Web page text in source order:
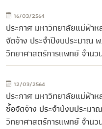
16/03/2564
ประกาศ มหาวิทยาลัยแม่ฟ้า
จัดจ้าง ประจำปีงบประมาณ
วิทยาศาสตร์การแพทย์ จำนว
12/03/2564
ประกาศ มหาวิทยาลัยแม่ฟ้า
ซื้อจัดจ้าง ประจำปีงบประม
วิทยาศาสตร์การแพทย์ จำนว